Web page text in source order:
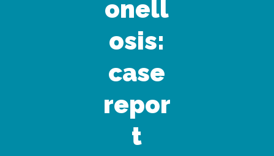
onell
osis:
case
repor
t